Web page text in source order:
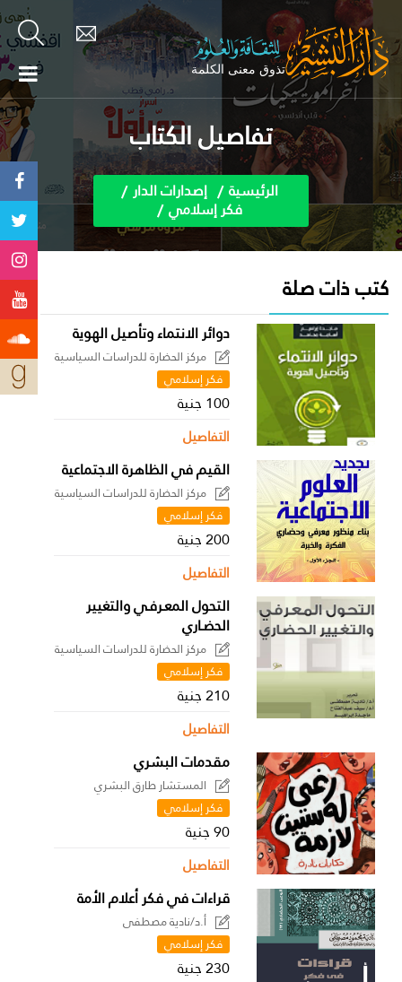
تفاصيل الكتاب
الرئيسية إصدارات الدار
فكر إسلامي
كتب ذات صلة
دوائر الانتماء وتأصيل الهوية
مركز الحضارة للدراسات السياسية
فكر إسلامي
100 جنية
التفاصيل
القيم في الظاهرة الاجتماعية
مركز الحضارة للدراسات السياسية
فكر إسلامي
200 جنية
التفاصيل
التحول المعـرفـي والتغيير
الحضـاري
مركز الحضارة للدراسات السياسية
فكر إسلامي
210 جنية
التفاصيل
مقدمات البشري
المستشار طارق البشري
فكر إسلامي
90 جنية
التفاصيل
قراءات في فكر أعلام الأمة
أ.د/نادية مصطفى
فكر إسلامي
230 جنية